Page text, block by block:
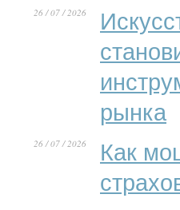
26 / 07 / 2026
рынка
26 / 07 / 2026
Как